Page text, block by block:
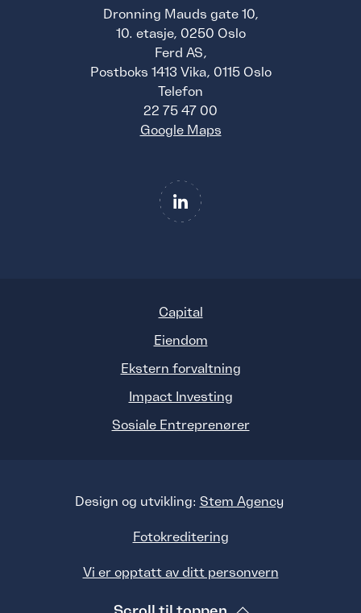
Dronning Mauds gate 10,
10. etasje, 0250 Oslo
Ferd AS,
Postboks 1413 Vika, 0115 Oslo
Telefon
22 75 47 00
Google Maps
Capital
Eiendom
Ekstern forvaltning
Impact Investing
Sosiale Entreprenører
Design og utvikling: Stem Agency
Fotokreditering
Vi er opptatt av ditt personvern